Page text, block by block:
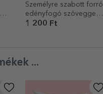
Személyre szabott forró
edényfogó szöveggel -
Masterchef
1 200 Ft
...